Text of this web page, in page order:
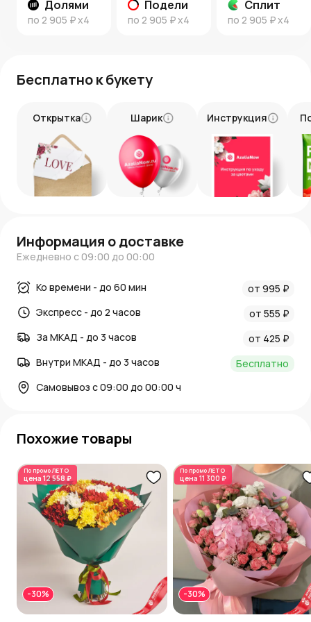
Долями
по 2 905 ₽x4
Подели
по 2 905 ₽x4
Сплит
по 2 905 ₽x4
и качество вашего подарка.
Бесплатно к букету
Открытка Шарик Инструкция
Информация о доставке
Ежедневно с 09:00 до 00:00
Ко времени - до 60 мин
от 995 ₽
Экспресс - до 2 часов
от 555 ₽
За МКАД - до 3 часов
от 425 ₽
Внутри МКАД - до 3 часов
Бесплатно
Самовывоз с 09:00 до 00:00 ч
Похожие товары
По промоЛЕТО
цена 12 558 ₽
-30%
По промоЛЕТО
цена 11 300 ₽
-30%